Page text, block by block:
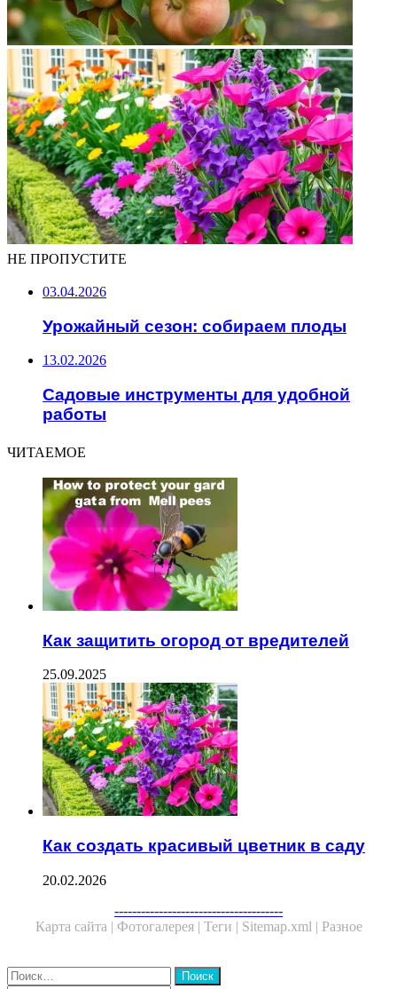
НЕ ПРОПУСТИТЕ
03.04.2026
Урожайный сезон: собираем плоды
13.02.2026
Садовые инструменты для удобной
работы
ЧИТАЕМОЕ
Как защитить огород от вредителей
25.09.2025
Как создать красивый цветник в саду
20.02.2026
--------------------------------------
Карта сайта | Фотогалерея | Теги | Sitemap.xml | Разное
Close
Найти: